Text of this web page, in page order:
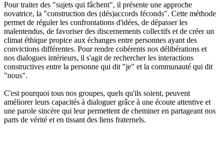
Pour traiter des "sujets qui fâchent", il présente une approche
novatrice, la "construction des (dés)accords féconds". Cette méthode
permet de réguler les confrontations d'idées, de dépasser les
malentendus, de favoriser des discernements collectifs et de créer un
climat éthique propice aux échanges entre personnes ayant des
convictions différentes. Pour rendre cohérents nos délibérations et
nos dialogues intérieurs, il s'agit de rechercher les interactions
constructives entre la personne qui dit "je" et la communauté qui dit
"nous".
C'est pourquoi tous nos groupes, quels qu'ils soient, peuvent
améliorer leurs capacités à dialoguer grâce à une écoute attentive et
une parole sincère qui leur permettent de cheminer en partageant nos
parts de vérité et en tissant des liens fraternels.